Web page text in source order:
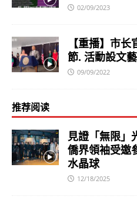
02/09/2023
【重播】市
節. 活動設文
09/09/2022
推荐阅读
見證「無限」
僑界領袖受邀
水晶球
12/18/2025